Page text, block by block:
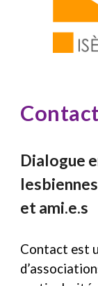
Dialogue
et ami.e.s
Contact est